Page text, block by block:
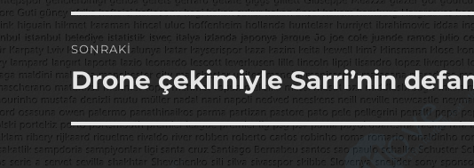
SONRAKI
Sonraki
yazı:
Drone çekimiyle Sarri’nin